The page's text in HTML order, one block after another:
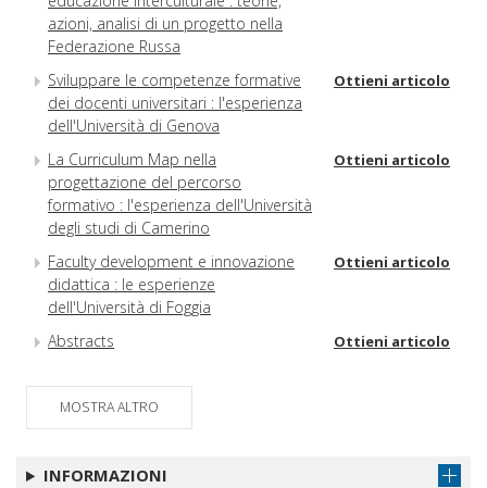
azioni, analisi di un progetto nella
Federazione Russa
Sviluppare le competenze formative
dei docenti universitari : l'esperienza
dell'Università di Genova
Ottieni articolo
La Curriculum Map nella
progettazione del percorso
formativo : l'esperienza dell'Università
degli studi di Camerino
Ottieni articolo
Faculty development e innovazione
didattica : le esperienze
dell'Università di Foggia
Ottieni articolo
Abstracts Ottieni articolo
MOSTRA ALTRO
INFORMAZIONI